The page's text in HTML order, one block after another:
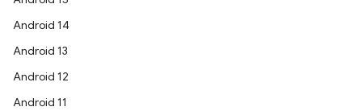
Android 14
Android 13
Android 12
Android 11